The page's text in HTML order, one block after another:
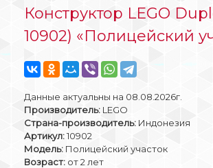
Конструктор LEGO
10902) «Полицейский
Данные актуальны на 08.08.2026г.
Производитель: LEGO
Страна-производитель: Индонезия
Артикул:10902
Модель: Полицейский участок
Возраст: от 2 лет